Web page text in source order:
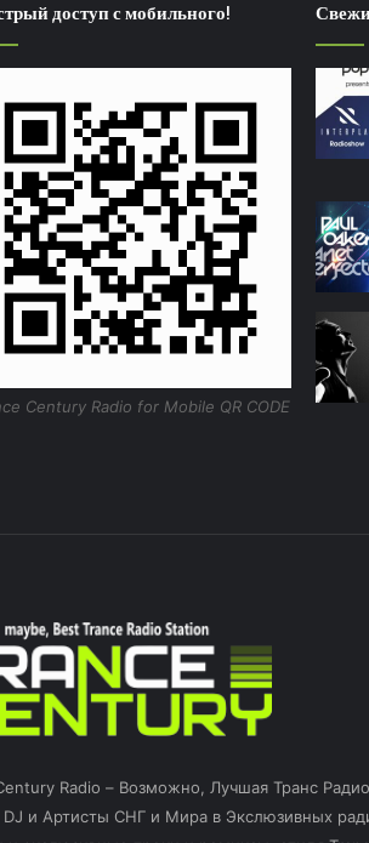
доступ с мобильного!
Century Radio for Mobile QR CODE
Radio – Возможно, Лучшая Транс
и Артисты СНГ и Мира в Экслюзивных